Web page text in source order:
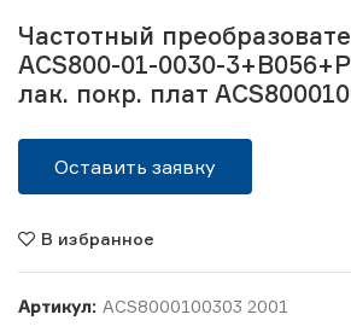
Частотный
ACS800-01-0030-
лак. покр. плат
Оставить заявку
В избранное
Артикул: ACS8000100303 2001